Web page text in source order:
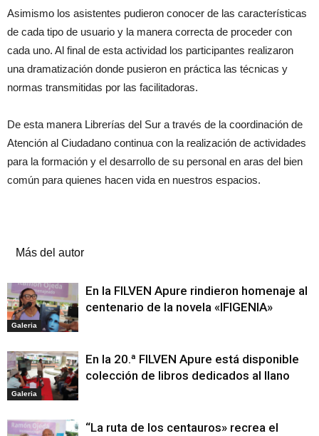
Asimismo los asistentes pudieron conocer de las características
de cada tipo de usuario y la manera correcta de proceder con
cada uno. Al final de esta actividad los participantes realizaron
una dramatización donde pusieron en práctica las técnicas y
normas transmitidas por las facilitadoras.
De esta manera Librerías del Sur a través de la coordinación de
Atención al Ciudadano continua con la realización de actividades
para la formación y el desarrollo de su personal en aras del bien
común para quienes hacen vida en nuestros espacios.
Más del autor
Galeria
En la FILVEN Apure rindieron homenaje al
centenario de la novela «IFIGENIA»
Galeria
En la 20.ª FILVEN Apure está disponible
colección de libros dedicados al llano
“La ruta de los centauros» recrea el